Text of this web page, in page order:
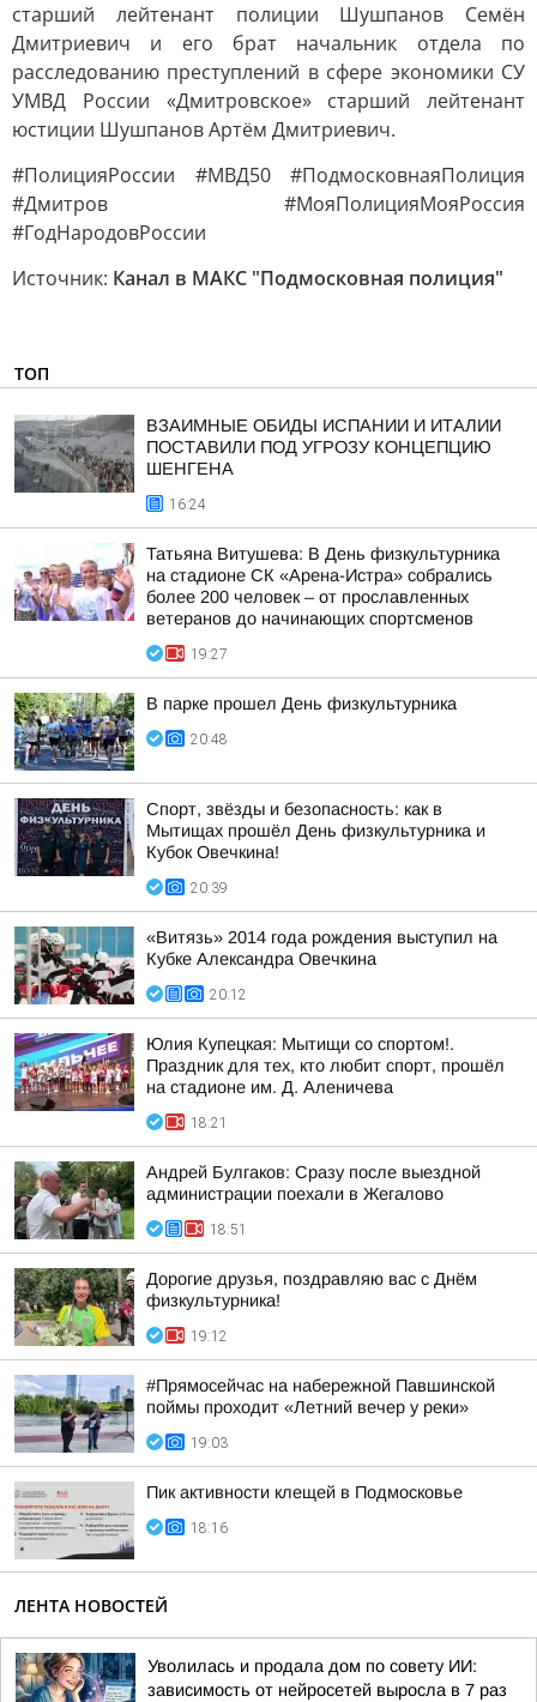
старший лейтенант полиции Шушпанов Семён
Дмитриевич и его брат начальник отдела по
расследованию преступлений в сфере экономики СУ
УМВД России «Дмитровское» старший лейтенант
юстиции Шушпанов Артём Дмитриевич.
#ПолицияРоссии #МВД50 #ПодмосковнаяПолиция
#Дмитров #МояПолицияМояРоссия
#ГодНародовРоссии
Источник: Канал в МАКС "Подмосковная полиция"
ТОП
ВЗАИМНЫЕ ОБИДЫ ИСПАНИИ И ИТАЛИИ
ПОСТАВИЛИ ПОД УГРОЗУ КОНЦЕПЦИЮ
ШЕНГЕНА
16:24
Татьяна Витушева: В День физкультурника
на стадионе СК «Арена-Истра» собрались
более 200 человек – от прославленных
ветеранов до начинающих спортсменов
19:27
В парке прошел День физкультурника
20:48
Спорт, звёзды и безопасность: как в
Мытищах прошёл День физкультурника и
Кубок Овечкина!
20:39
«Витязь» 2014 года рождения выступил на
Кубке Александра Овечкина
20:12
Юлия Купецкая: Мытищи со спортом!.
Праздник для тех, кто любит спорт, прошёл
на стадионе им. Д. Аленичева
18:21
Андрей Булгаков: Сразу после выездной
администрации поехали в Жегалово
18:51
Дорогие друзья, поздравляю вас с Днём
физкультурника!
19:12
#Прямосейчас на набережной Павшинской
поймы проходит «Летний вечер у реки»
19:03
Пик активности клещей в Подмосковье
18:16
ЛЕНТА НОВОСТЕЙ
Уволилась и продала дом по совету ИИ:
зависимость от нейросетей выросла в 7 раз